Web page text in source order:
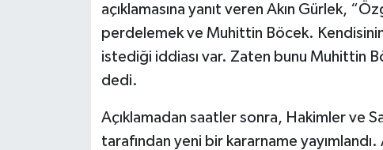
açıklamasına yanıt veren Akın Gürlek,
perdelemek ve Muhittin Böcek.
istediği iddiası var. Zaten bunu Muhittin
dedi.
Açıklamadan saatler sonra, Hakimler ve
tarafından yeni bir kararname